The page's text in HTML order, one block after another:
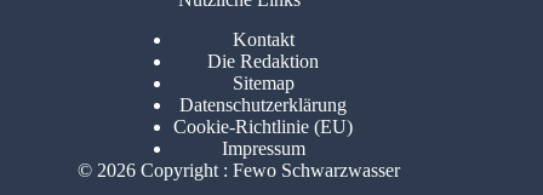
Kontakt
Die Redaktion
Sitemap
Datenschutzerklärung
Cookie-Richtlinie (EU)
Impressum
© 2026 Copyright : Fewo Schwarzwasser